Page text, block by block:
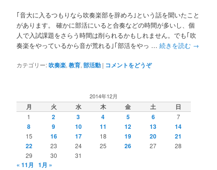
ツ
へ
へ
移
｢音大に入るつもりなら吹奏楽部を辞めろ｣という話を聞いたこと
があります。 確かに部活にいると合奏などの時間が多いし、個
人で入試課題をさらう時間は削られるかもしれません。でも｢吹
奏楽をやっているから音が荒れる｣｢部活をやっ …続きを読む →
カテゴリー:吹奏楽,教育,部活動 | コメントをどうぞ
2014年12月
月 火 水 木 金 土 日
1 2 3 4 5 6 7
8 9 10 11 12 13 14
15 16 17 18 19 20
21
22
23 24 25 26 27
28
29
30 31
« 11月 1月 »